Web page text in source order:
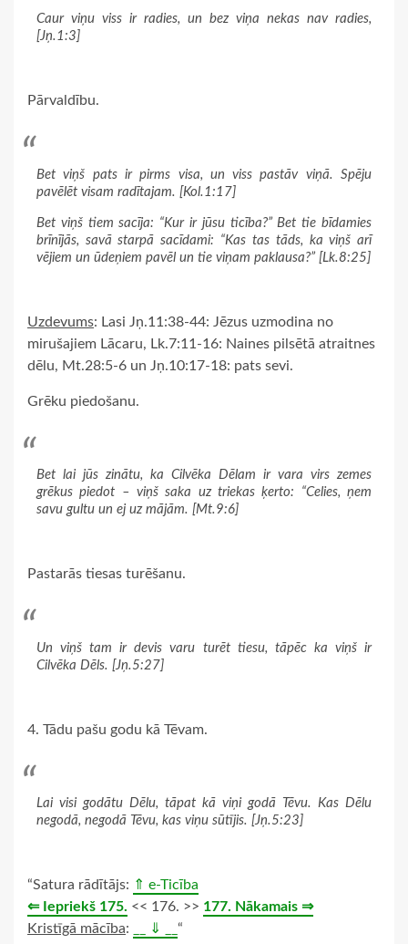
Caur viņu viss ir radies, un bez viņa nekas nav radies,
[Jņ.1:3]
Pārvaldību.
Bet viņš pats ir pirms visa, un viss pastāv viņā. Spēju
pavēlēt visam radītajam. [Kol.1:17]
Bet viņš tiem sacīja: “Kur ir jūsu ticība?” Bet tie bīdamies
brīnījās, savā starpā sacīdami: “Kas tas tāds, ka viņš arī
vējiem un ūdeņiem pavēl un tie viņam paklausa?” [Lk.8:25]
Uzdevums: Lasi Jņ.11:38-44: Jēzus uzmodina no
mirušajiem Lācaru, Lk.7:11-16: Naines pilsētā atraitnes
dēlu, Mt.28:5-6 un Jņ.10:17-18: pats sevi.
Grēku piedošanu.
Bet lai jūs zinātu, ka Cilvēka Dēlam ir vara virs zemes
grēkus piedot – viņš saka uz triekas ķerto: “Celies, ņem
savu gultu un ej uz mājām. [Mt.9:6]
Pastarās tiesas turēšanu.
Un viņš tam ir devis varu turēt tiesu, tāpēc ka viņš ir
Cilvēka Dēls. [Jņ.5:27]
4. Tādu pašu godu kā Tēvam.
Lai visi godātu Dēlu, tāpat kā viņi godā Tēvu. Kas Dēlu
negodā, negodā Tēvu, kas viņu sūtījis. [Jņ.5:23]
“Satura rādītājs: ⇑ e-Ticība
⇐ Iepriekš 175. << 176. >> 177. Nākamais ⇒
Kristīgā mācība: __ ⇓ __ “